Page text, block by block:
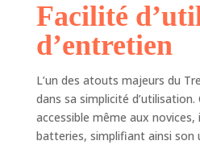
Facilité
d’entretien
L’un des atouts majeurs du
dans sa simplicité
accessible même aux novices,
batteries, simplifiant ainsi son